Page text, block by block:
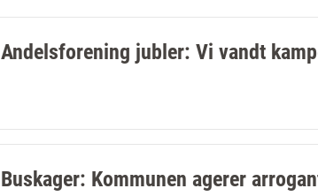
Andelsforening jubler: Vi vandt
Buskager: Kommunen agerer